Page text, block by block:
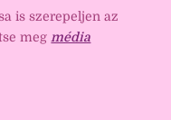
is szerepeljen az
meg média